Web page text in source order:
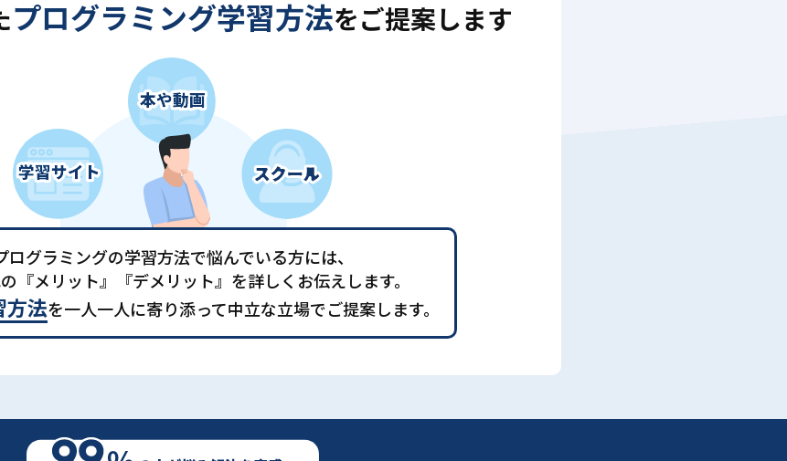
プログラミング学習方法をご提案します
ログラミングの学習方法で悩んでいる方には、
『メリット』『デメリット』を詳しくお伝えします。
方法を一人一人に寄り添って中立な立場でご提案します。